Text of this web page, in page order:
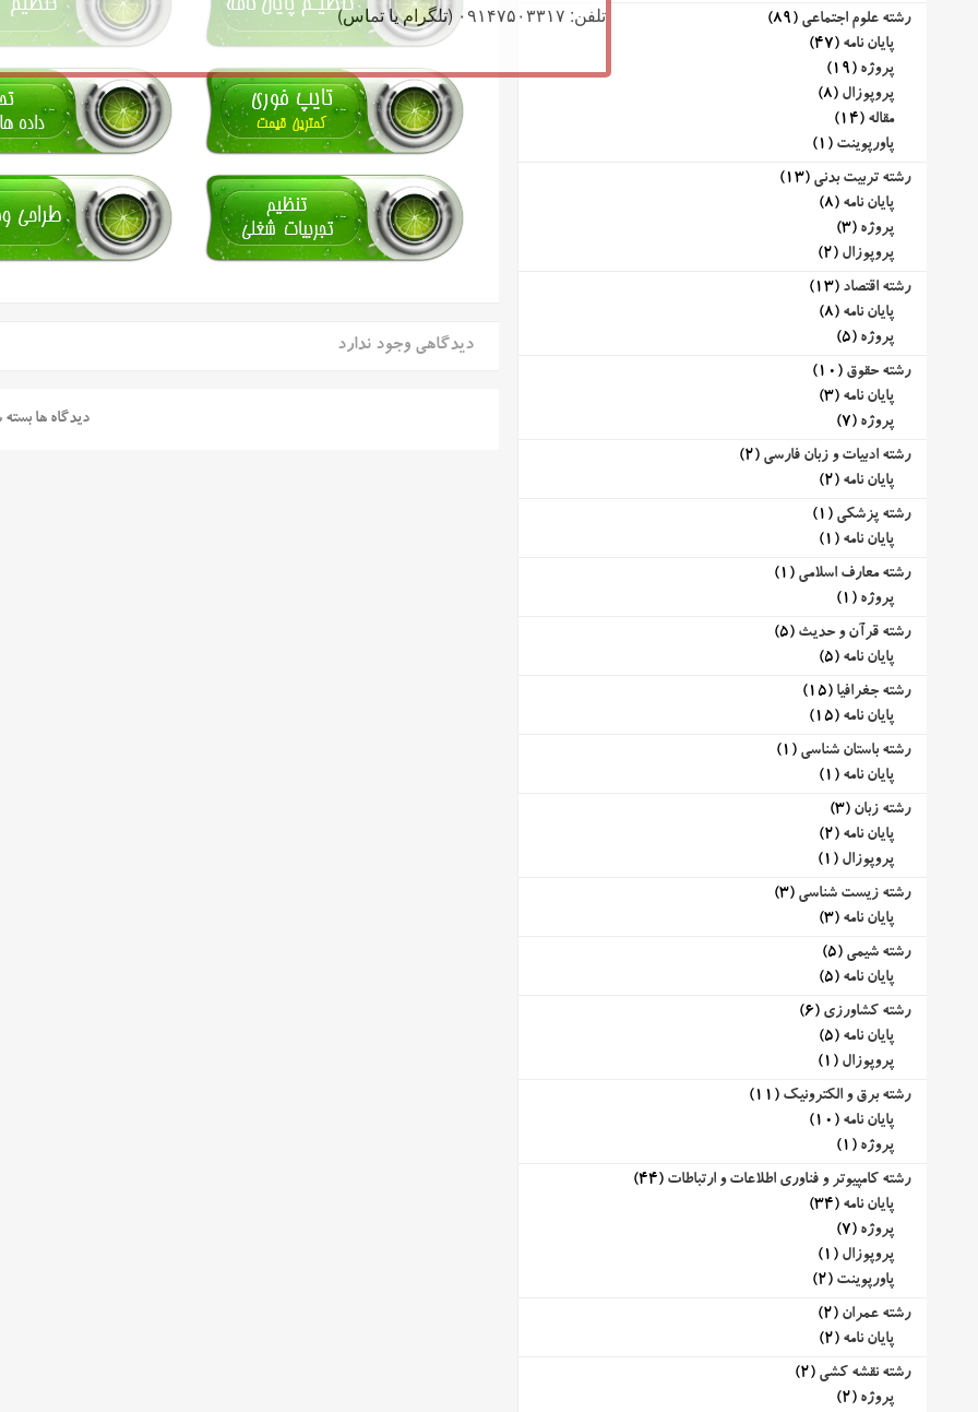
دیدگاهی وجود ندارد
دیدگاه ها
رشته علوم اجتماعی (89)
پایان نامه (47)
پروژه (19)
پروپوزال (8)
مقاله (14)
پاورپوینت (1)
رشته تربیت بدنی (13)
پایان نامه (8)
پروژه (3)
پروپوزال (2)
رشته اقتصاد (13)
پایان نامه (8)
پروژه (5)
رشته حقوق (10)
پایان نامه (3)
پروژه (7)
رشته ادبیات و زبان فارسی (2)
پایان نامه (2)
رشته پزشکی (1)
پایان نامه (1)
رشته معارف اسلامی (1)
پروژه (1)
رشته قرآن و حدیث (5)
پایان نامه (5)
رشته جغرافیا (15)
پایان نامه (15)
رشته باستان شناسی (1)
پایان نامه (1)
رشته زبان (3)
پایان نامه (2)
پروپوزال (1)
رشته زیست شناسی (3)
پایان نامه (3)
رشته شیمی (5)
پایان نامه (5)
رشته کشاورزی (6)
پایان نامه (5)
پروپوزال (1)
رشته برق و الکترونیک (11)
پایان نامه (10)
پروژه (1)
رشته کامپیوتر و فناوری اطلاعات و ارتباطات (44)
پایان نامه (34)
پروژه (7)
پروپوزال (1)
پاورپوینت (2)
رشته عمران (2)
پایان نامه (2)
رشته نقشه کشی (2)
پروژه (2)
تلفن: ۰۹۱۴۷۵۰۳۳۱۷ (تلگرام یا تماس)